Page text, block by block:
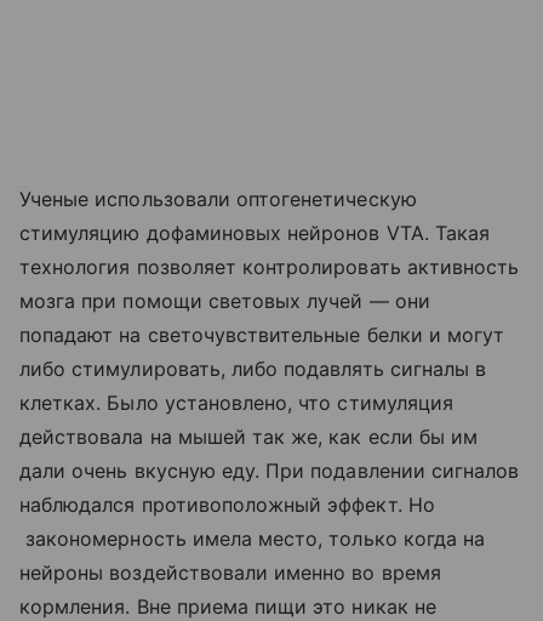
Ученые использовали оптогенетическую
стимуляцию дофаминовых нейронов VTA. Такая
технология позволяет контролировать активность
мозга при помощи световых лучей — они
попадают на светочувствительные белки и могут
либо стимулировать, либо подавлять сигналы в
клетках. Было установлено, что стимуляция
действовала на мышей так же, как если бы им
дали очень вкусную еду. При подавлении сигналов
наблюдался противоположный эффект. Но
закономерность имела место, только когда на
нейроны воздействовали именно во время
кормления. Вне приема пищи это никак не